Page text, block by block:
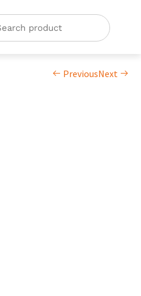
PreviousNext